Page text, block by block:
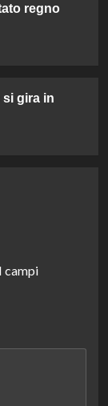
regno
gira in
I campi